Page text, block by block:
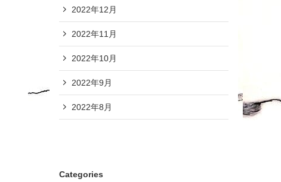
2022年12月
2022年11月
2022年10月
2022年9月
2022年8月
Categories